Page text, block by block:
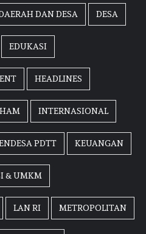
DAN DESA DESA
EDUKASI
HEADLINES
INTERNASIONAL
PDTT KEUANGAN
& UMKM
LAN RI METROPOLITAN